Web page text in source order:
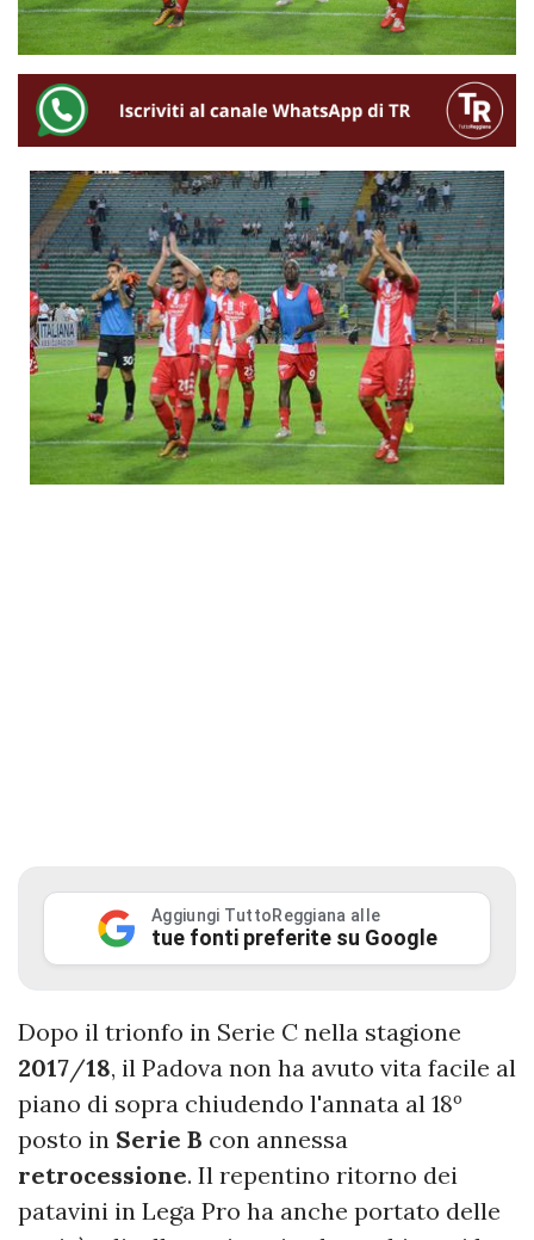
Aggiungi TuttoReggiana alle
tue fonti preferite su Google
Dopo il trionfo in Serie C nella stagione
2017/18, il Padova non ha avuto vita facile al
piano di sopra chiudendo l'annata al 18º
posto in Serie B con annessa
retrocessione. Il repentino ritorno dei
patavini in Lega Pro ha anche portato delle